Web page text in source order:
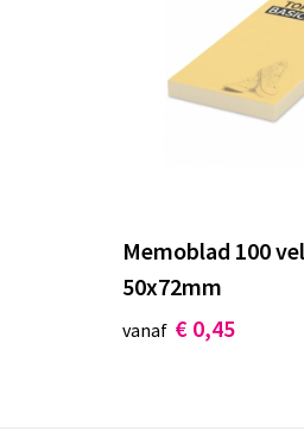
Memoblad 100
50x72mm
vanaf € 0,45